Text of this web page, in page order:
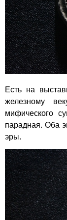
Есть на
железному
мифического
парадная. Оба
эры.